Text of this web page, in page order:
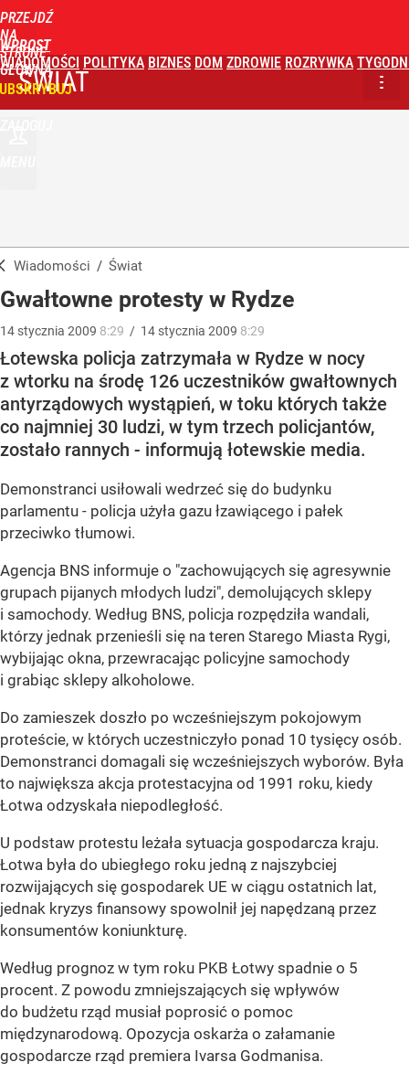
PRZEJDŹ
NA
STRONĘ
GŁÓWNĄ
WPROST
WIADOMOŚCI POLITYKA BIZNES DOM ZDROWIE ROZRYWKA
ŚWIAT
Wiadomości / Świat
Gwałtowne protesty w Rydze
14 stycznia 2009 8:29 / 14 stycznia 2009 8:29
Łotewska policja zatrzymała w Rydze w nocy
z wtorku na środę 126 uczestników gwałtownych
antyrządowych wystąpień, w toku których także
co najmniej 30 ludzi, w tym trzech policjantów,
zostało rannych - informują łotewskie media.
Demonstranci usiłowali wedrzeć się do budynku
parlamentu - policja użyła gazu łzawiącego i pałek
przeciwko tłumowi.
Agencja BNS informuje o "zachowujących się agresywnie
grupach pijanych młodych ludzi", demolujących sklepy
i samochody. Według BNS, policja rozpędziła wandali,
którzy jednak przenieśli się na teren Starego Miasta Rygi,
wybijając okna, przewracając policyjne samochody
i grabiąc sklepy alkoholowe.
Do zamieszek doszło po wcześniejszym pokojowym
proteście, w których uczestniczyło ponad 10 tysięcy osób.
Demonstranci domagali się wcześniejszych wyborów. Była
to największa akcja protestacyjna od 1991 roku, kiedy
Łotwa odzyskała niepodległość.
U podstaw protestu leżała sytuacja gospodarcza kraju.
Łotwa była do ubiegłego roku jedną z najszybciej
rozwijających się gospodarek UE w ciągu ostatnich lat,
jednak kryzys finansowy spowolnił jej napędzaną przez
konsumentów koniunkturę.
Według prognoz w tym roku PKB Łotwy spadnie o 5
procent. Z powodu zmniejszających się wpływów
do budżetu rząd musiał poprosić o pomoc
międzynarodową. Opozycja oskarża o załamanie
gospodarcze rząd premiera Ivarsa Godmanisa.